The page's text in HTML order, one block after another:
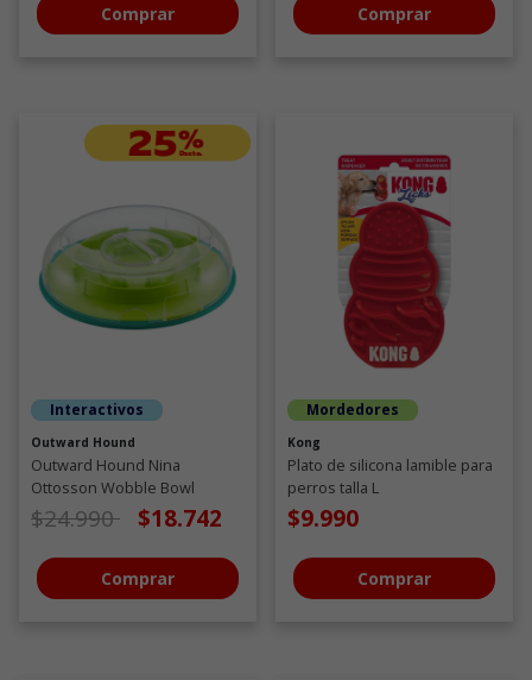
Comprar Comprar
Interactivos
Outward Hound
Outward Hound Nina
Ottosson Wobble Bowl
Juguete Interactivo
Portagolosinas para perros
Precio de oferta desde
$24.990a $18.742
Comprar
Mordedores
Kong
Plato de silicona lamible para
perros talla L
$9.990
Comprar